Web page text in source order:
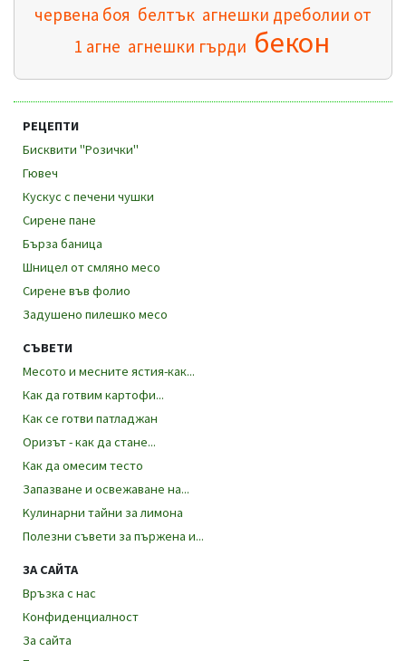
червена боя белтък агнешки дреболии от
1 агне агнешки гърди бекон
РЕЦЕПТИ
Бисквити "Розички"
Гювеч
Кускус с печени чушки
Сирене пане
Бърза баница
Шницел от смляно месо
Сирене във фолио
Задушено пилешко месо
СЪВЕТИ
Месото и месните ястия-как...
Как да готвим картофи...
Как се готви патладжан
Оризът - как да стане...
Как да омесим тесто
Запазване и освежаване на...
Kулинарни тайни за лимона
Полезни съвети за пържена и...
ЗА САЙТА
Връзка с нас
Конфиденциалност
За сайта